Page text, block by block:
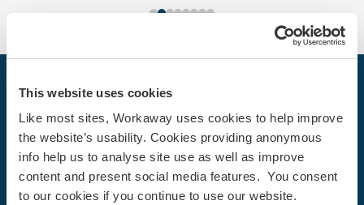
This website uses cookies
Like most sites, Workaway uses cookies to help improve
the website’s usability. Cookies providing anonymous
info help us to analyse site use as well as improve
content and present social media features. You consent
to our cookies if you continue to use our website.
Dein nächstes Abenteuer beginnt
heute
Werde heute Mitglied der Workaway-Community und
erlebe einzigartige Reiseerfahrungen mit mehr als 50.000
Möglichkeiten weltweit.